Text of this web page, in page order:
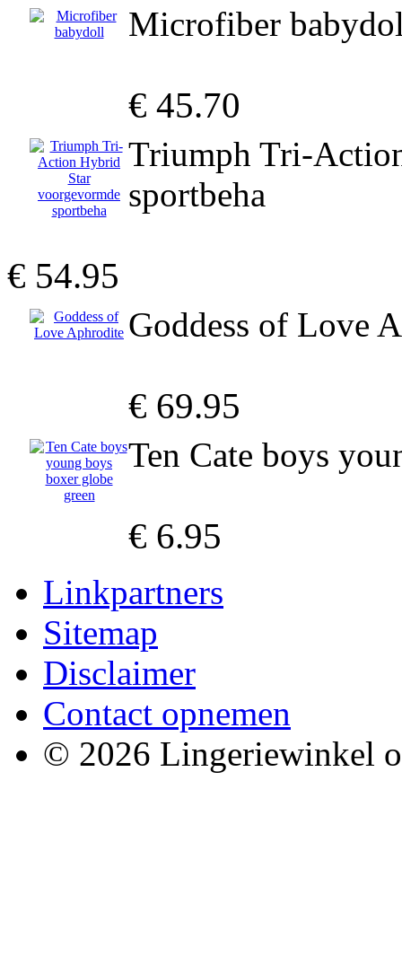
Microfiber
€ 45.70
Triumph Tri-
sportbeha
€ 54.95
Goddess of Love
€ 69.95
Ten Cate boys
€ 6.95
Linkpartners
Sitemap
Disclaimer
Contact opnemen
© 2026 Lingeriewinkel